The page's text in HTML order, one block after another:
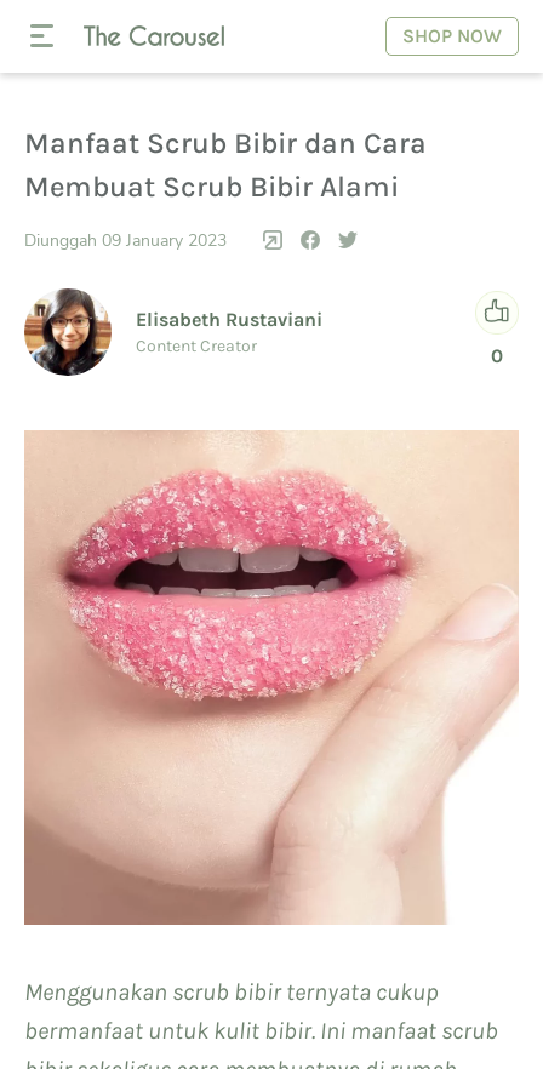
SHOP NOW
Manfaat Scrub Bibir dan Cara
Membuat Scrub Bibir Alami
Diunggah 09 January 2023
Elisabeth Rustaviani
Content Creator 0
Menggunakan scrub bibir ternyata cukup
bermanfaat untuk kulit bibir. Ini manfaat scrub